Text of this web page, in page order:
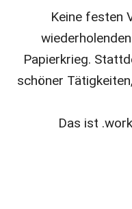
Keine festen
Papierkrieg.
schöner
Das ist